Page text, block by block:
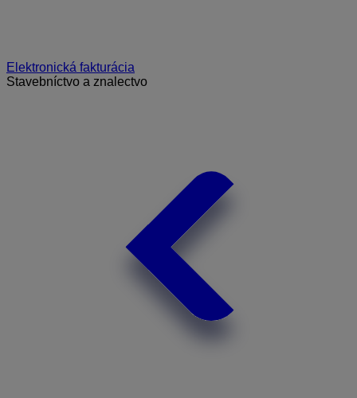
Elektronická fakturácia
Stavebníctvo a znalectvo